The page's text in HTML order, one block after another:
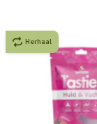
Herhaal